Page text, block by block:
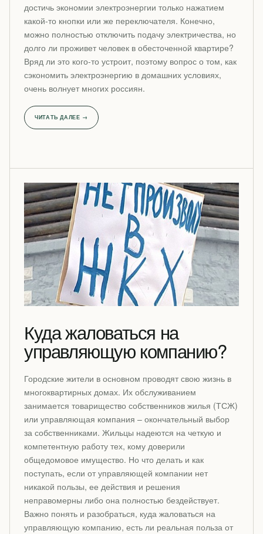
достичь экономии электроэнергии только нажатием
какой-то кнопки или же переключателя. Конечно,
можно полностью отключить подачу электричества, но
долго ли проживет человек в обесточенной квартире?
Вряд ли это кого-то устроит, поэтому вопрос о том, как
сэкономить электроэнергию в домашних условиях,
очень волнует многих россиян.
ЧИТАТЬ ДАЛЕЕ →
Куда жаловаться на
управляющую компанию?
Городские жители в основном проводят свою жизнь в
многоквартирных домах. Их обслуживанием
занимается товарищество собственников жилья (ТСЖ)
или управляющая компания – окончательный выбор
за собственниками. Жильцы надеются на четкую и
компетентную работу тех, кому доверили
общедомовое имущество. Но что делать и как
поступать, если от управляющей компании нет
никакой пользы, ее действия и решения
неправомерны либо она полностью бездействует.
Важно понять и разобраться, куда жаловаться на
управляющую компанию, есть ли реальная польза от